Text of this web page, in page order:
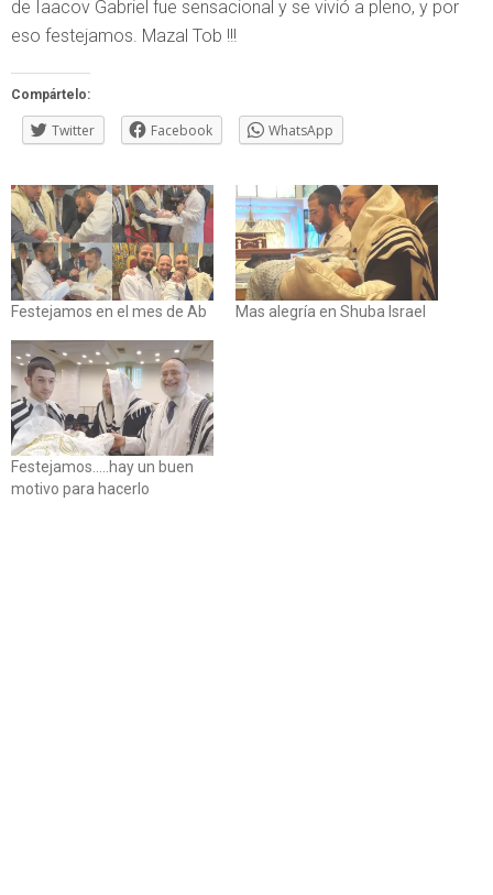
de Iaacov Gabriel fue sensacional y se vivió a pleno, y por
eso festejamos. Mazal Tob !!!
Compártelo:
Twitter Facebook WhatsApp
Festejamos en el mes de Ab Mas alegría en Shuba Israel
Festejamos.....hay un buen
motivo para hacerlo